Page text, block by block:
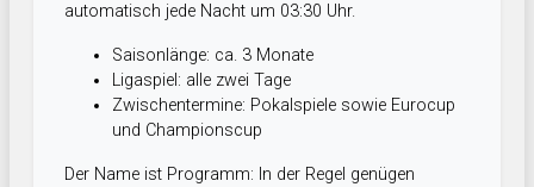
automatisch jede Nacht um 03:30 Uhr.
Saisonlänge: ca. 3 Monate
Ligaspiel: alle zwei Tage
Zwischentermine: Pokalspiele sowie Eurocup
und Championscup
Der Name ist Programm: In der Regel genügen